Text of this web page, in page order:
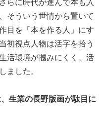
らに時代が進んで本も入
そういう世情から置いて
目を「本を作る人」にす
初視点人物は活字を拾う
活環境が摑みにくく、活
ました。
、生業の長野版画が駄目に